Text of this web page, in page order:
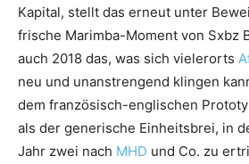
Kapital, stellt das erneut unter
frische Marimba-Moment von Sxbz
auch 2018 das, was sich vielerorts
neu und unanstrengend klingen
dem französisch-englischen
als der generische Einheitsbrei, in
Jahr zwei nach MHD und Co. zu